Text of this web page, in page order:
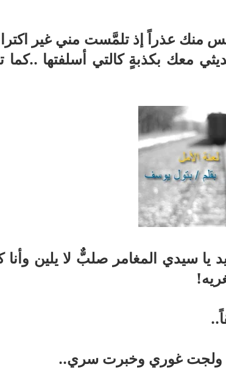
منك عذراً إذ تلمَّست مني غير
معك بكذبةٍ كالتي أسلفتها ..كما
سيدي المغامر صلبٌّ لا يلين وأنا
!
..
ولجت غوري وخبرت سري..